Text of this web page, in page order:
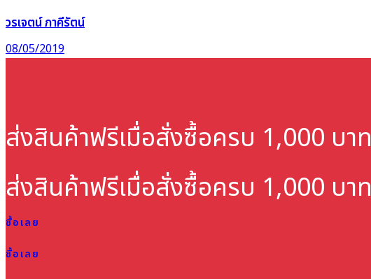
วรเจตน์ ภาคีรัตน์
08/05/2019
ส่งสินค้าฟรีเมื่อสั่งซื้อครบ 1,000 บาท
ส่งสินค้าฟรีเมื่อสั่งซื้อครบ 1,000 บาท
ซื้อเลย
ซื้อเลย